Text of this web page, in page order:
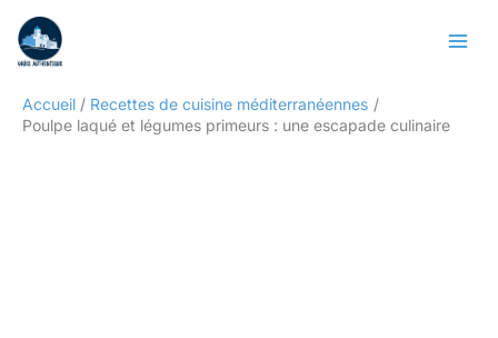
contenu
Accueil
Recettes de cuisine méditerranéennes
Poulpe laqué et légumes primeurs : une escapade culinaire
Rechercher